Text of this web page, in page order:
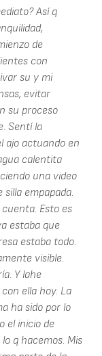
Así q
de
con
su y mi
evitar
su proceso
Sentí la
ajo actuando en
calentita
una video
empapada.
Esto es
estaba que
estaba todo.
visible.
Y lahe
ella hoy. La
ha sido por lo
el inicio de
q hacemos. Mis